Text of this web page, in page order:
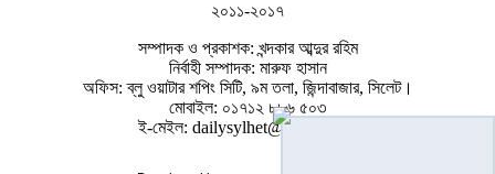
২০১১-২০১৭
সম্পাদক ও প্রকাশক: খন্দকার আব্দুর রহিম
নির্বাহী সম্পাদক: মারুফ হাসান
অফিস: ব্লু ওয়াটার শপিং সিটি, ৯ম তলা, জিন্দাবাজার, সিলেট।
মোবাইল: ০১৭১২ ৮৮৬ ৫০৩
ই-মেইল: dailysylhet@gmail.com